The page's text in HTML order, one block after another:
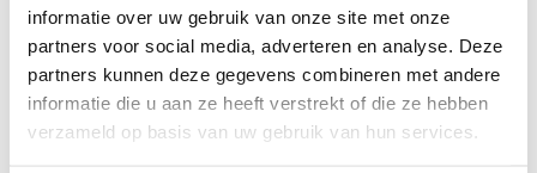
informatie over uw gebruik van onze site met onze
partners voor social media, adverteren en analyse. Deze
partners kunnen deze gegevens combineren met andere
informatie die u aan ze heeft verstrekt of die ze hebben
verzameld op basis van uw gebruik van hun services.